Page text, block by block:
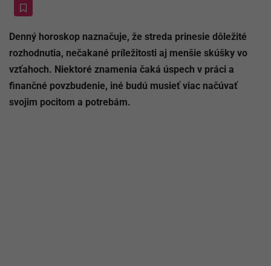
Denný horoskop naznačuje, že streda prinesie dôležité
rozhodnutia, nečakané príležitosti aj menšie skúšky vo
vzťahoch. Niektoré znamenia čaká úspech v práci a
finančné povzbudenie, iné budú musieť viac načúvať
svojim pocitom a potrebám.